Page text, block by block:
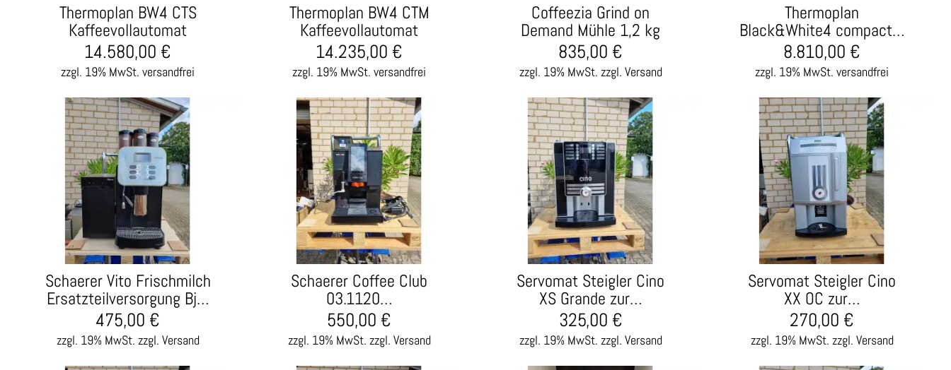
Thermoplan BW4 CTS
Kaffeevollautomat
zzgl. 19% MwSt. versandfrei
14.580,00 €
Thermoplan BW4 CTM
Kaffeevollautomat
zzgl. 19% MwSt. versandfrei
14.235,00 €
Coffeezia Grind on
Demand Mühle 1,2 kg
zzgl. 19% MwSt. zzgl. Versand
835,00 €
Thermoplan
Black&White4 compact…
zzgl. 19% MwSt. versandfrei
8.810,00 €
Schaerer Vito Frischmilch
Ersatzteilversorgung Bj…
zzgl. 19% MwSt. zzgl. Versand
475,00 €
Schaerer Coffee Club
03.1120…
zzgl. 19% MwSt. zzgl. Versand
550,00 €
Servomat Steigler Cino
XS Grande zur…
zzgl. 19% MwSt. zzgl. Versand
325,00 €
Servomat Steigler Cino
XX OC zur…
zzgl. 19% MwSt. zzgl. Versand
270,00 €